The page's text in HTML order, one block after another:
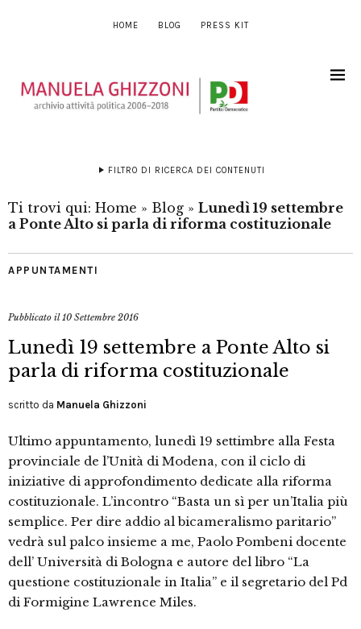
HOME BLOG PRESS KIT
FILTRO DI RICERCA DEI CONTENUTI
Ti trovi qui: Home » Blog » Lunedì 19 settembre
a Ponte Alto si parla di riforma costituzionale
APPUNTAMENTI
Pubblicato il10 Settembre 2016
Lunedì 19 settembre a Ponte Alto si
parla di riforma costituzionale
scritto da Manuela Ghizzoni
Ultimo appuntamento, lunedì 19 settimbre alla Festa
provinciale de l’Unità di Modena, con il ciclo di
iniziative di approfondimento dedicate alla riforma
costituzionale. L’incontro “Basta un sì per un’Italia più
semplice. Per dire addio al bicameralismo paritario”
vedrà sul palco insieme a me, Paolo Pombeni docente
dell’ Università di Bologna e autore del libro “La
questione costituzionale in Italia” e il segretario del Pd
di Formigine Lawrence Miles.